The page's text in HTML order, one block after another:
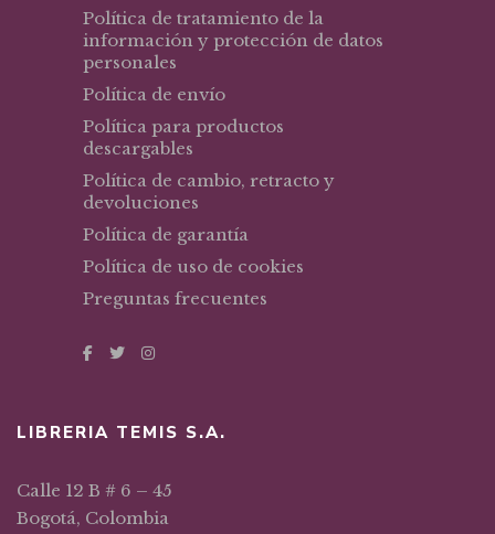
Política de tratamiento de la
información y protección de datos
personales
Política de envío
Política para productos
descargables
Política de cambio, retracto y
devoluciones
Política de garantía
Política de uso de cookies
Preguntas frecuentes
LIBRERIA TEMIS S.A.
Calle 12 B # 6 – 45
Bogotá, Colombia